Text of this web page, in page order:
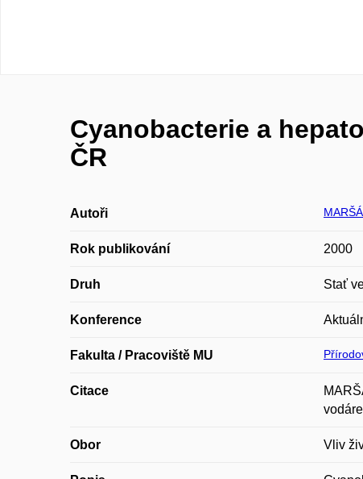
Cyanobacterie a
ČR
Autoři
Rok publikování 2000
Druh Stať
Konference
Fakulta / Pracoviště MU
Citace
Obor Vliv